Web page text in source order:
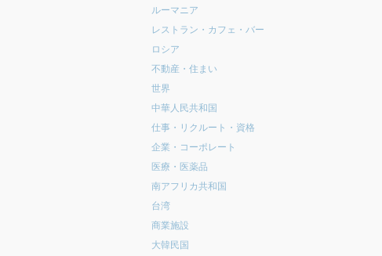
ルーマニア
レストラン・カフェ・バー
ロシア
不動産・住まい
世界
中華人民共和国
仕事・リクルート・資格
企業・コーポレート
医療・医薬品
南アフリカ共和国
台湾
商業施設
大韓民国